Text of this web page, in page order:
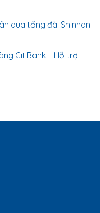
qua tổng đài Shinhan
CitiBank – Hỗ trợ